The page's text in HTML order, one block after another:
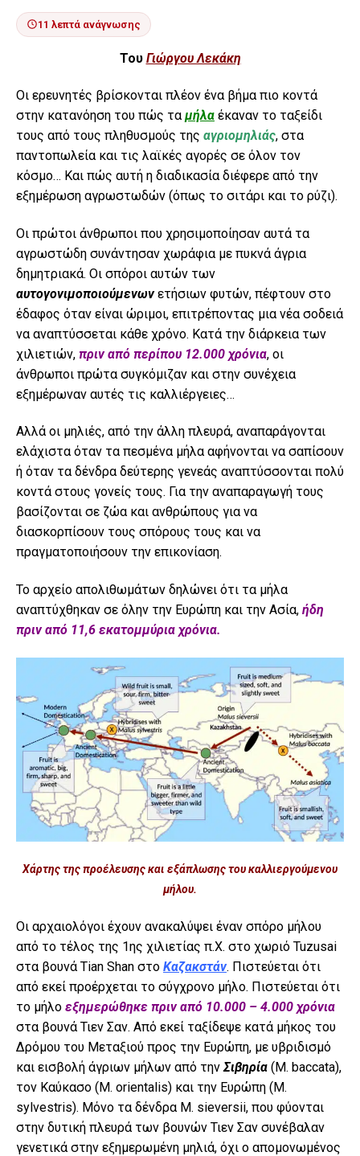
11 λεπτά ανάγνωσης
Του Γιώργου Λεκάκη
Οι ερευνητές βρίσκονται πλέον ένα βήμα πιο κοντά
στην κατανόηση του πώς ταμήλα έκαναν το ταξείδι
τους από τους πληθυσμούς της αγριομηλιάς, στα
παντοπωλεία και τις λαϊκές αγορές σε όλον τον
κόσμο… Και πώς αυτή η διαδικασία διέφερε από την
εξημέρωση αγρωστωδών (όπως το σιτάρι και το ρύζι).
Οι πρώτοι άνθρωποι που χρησιμοποίησαν αυτά τα
αγρωστώδη συνάντησαν χωράφια με πυκνά άγρια ​​
δημητριακά. Οι σπόροι αυτών των
αυτογονιμοποιούμενων ετήσιων φυτών, πέφτουν στο
έδαφος όταν είναι ώριμοι, επιτρέποντας μια νέα σοδειά
να αναπτύσσεται κάθε χρόνο. Κατά την διάρκεια των
χιλιετιών, πριν από περίπου 12.000 χρόνια, οι
άνθρωποι πρώτα συγκόμιζαν και στην συνέχεια
εξημέρωναν αυτές τις καλλιέργειες…
Αλλά οι μηλιές, από την άλλη πλευρά, αναπαράγονται
ελάχιστα όταν τα πεσμένα μήλα αφήνονται να σαπίσουν
ή όταν τα δένδρα δεύτερης γενεάς αναπτύσσονται πολύ
κοντά στους γονείς τους. Για την αναπαραγωγή τους
βασίζονται σε ζώα και ανθρώπους για να
διασκορπίσουν τους σπόρους τους και να
πραγματοποιήσουν την επικονίαση.
Το αρχείο απολιθωμάτων δηλώνει ότι τα μήλα
αναπτύχθηκαν σε όλην την Ευρώπη και την Ασία, ήδη
πριν από 11,6 εκατομμύρια χρόνια.
Χάρτης της προέλευσης και εξάπλωσης του καλλιεργούμενου
μήλου.
Οι αρχαιολόγοι έχουν ανακαλύψει έναν σπόρο μήλου
από το τέλος της 1ης χιλιετίας π.Χ. στο χωριό Tuzusai
στα βουνά Tian Shan στο Καζακστάν. Πιστεύεται ότι
από εκεί προέρχεται το σύγχρονο μήλο. Πιστεύεται ότι
το μήλο εξημερώθηκε πριν από 10.000 – 4.000 χρόνια
στα βουνά Τιεν Σαν. Από εκεί ταξίδεψε κατά μήκος του
Δρόμου του Μεταξιού προς την Ευρώπη, με υβριδισμό
και εισβολή άγριων μήλων από τηνΣιβηρία (M. baccata),
τον Καύκασο (M. orientalis) και την Ευρώπη (M.
sylvestris). Μόνο τα δένδρα M. sieversii, που φύονται
στην δυτική πλευρά των βουνών Τιεν Σαν συνέβαλαν
γενετικά στην εξημερωμένη μηλιά, όχι ο απομονωμένος